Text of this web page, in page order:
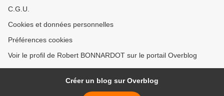
C.G.U.
Cookies et données personnelles
Préférences cookies
Voir le profil de Robert BONNARDOT sur le portail Overblog
Créer un blog sur Overblog